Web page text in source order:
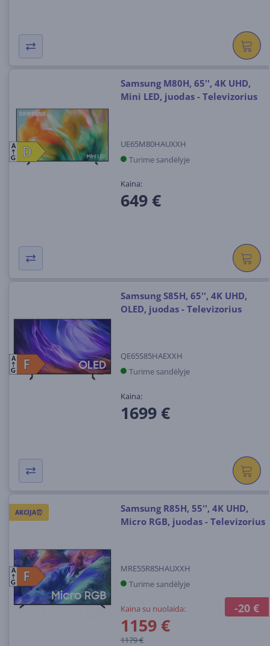
D
D
A
G
Samsung M80H, 65'', 4K UHD,
Mini LED, juodas - Televizorius
UE65M80HAUXXH
Turime sandėlyje
Kaina:
649 €
F
F
A
G
Samsung S85H, 65'', 4K UHD,
OLED, juodas - Televizorius
QE65S85HAEXXH
Turime sandėlyje
Kaina:
1699 €
AKCIJA⏰
-20 €
F
F
A
G
Samsung R85H, 55'', 4K UHD,
Micro RGB, juodas - Televizorius
MRE55R85HAUXXH
Turime sandėlyje
Kaina su nuolaida:
1159 €
1179 €